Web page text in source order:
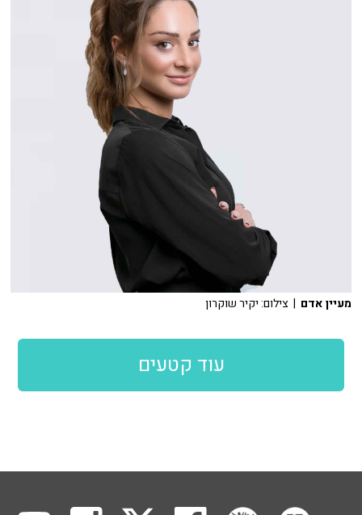
מעיין אדם | צילום: יקיר שוקרון
עוד קטעים